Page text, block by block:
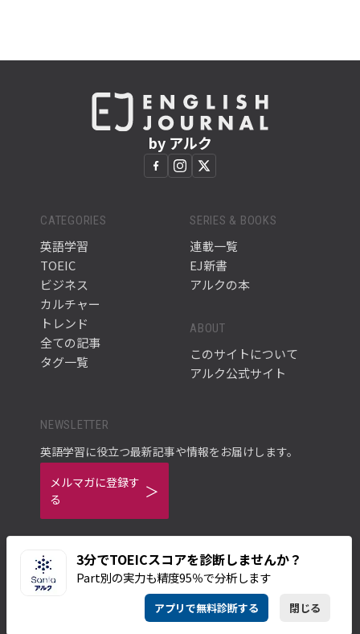
3分でTOEICスコアを診断しませんか？
Part別の実力も精度95％で分析します
アプリで無料診断する 閉じる
by アルク
CATEGORIES
英語学習
TOEIC
ビジネス
カルチャー
トレンド
全ての記事
タグ一覧
SERIES & BOOKS
連載一覧
EJ新書
アルクの本
ABOUT
このサイトについて
アルク公式サイト
NEWSLETTER
英語学習に役立つ最新記事や情報をお届けします。
メルマガに登録す
る
プライバシーポリシー